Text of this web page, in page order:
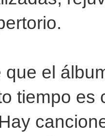
que el
tiempo es